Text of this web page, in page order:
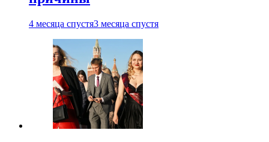
4 месяца спустя3 месяца спустя